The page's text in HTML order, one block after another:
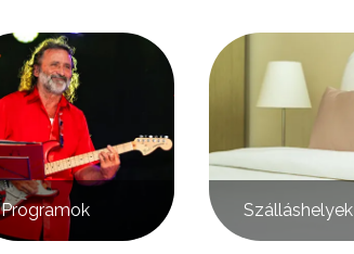
Programok Szálláshelyek
Kép